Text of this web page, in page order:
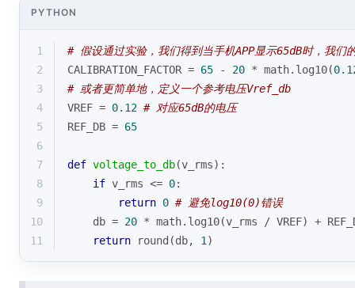
PYTHON
1
# 假设通过实验，我们得到当手机APP显示65dB时，我们
2
CALIBRATION_FACTOR = 65 - 20 * math.log10(
3
# 或者更简单地，定义一个参考电压Vref_db
4
VREF = 0.12 # 对应65dB的电压
5
REF_DB = 65
6
7
def voltage_to_db(v_rms):
8
if v_rms <= 0:
9
return 0 # 避免log10(0)错误
10
    db =
20 * math.log10(v_rms / VREF) +
11
return round (db, 1 )